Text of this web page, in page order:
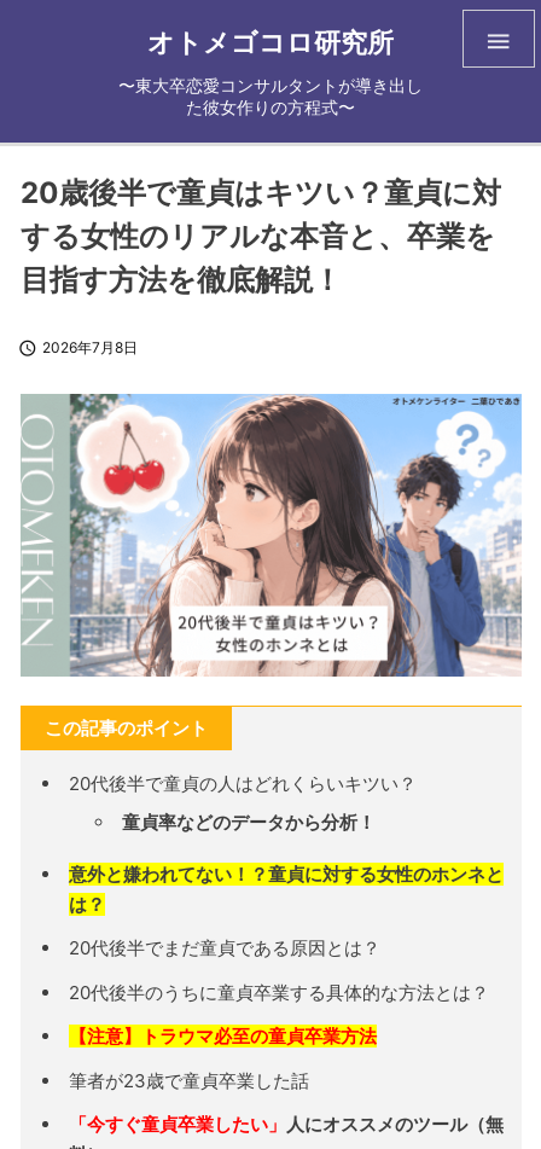
オトメゴコロ研究所
〜東大卒恋愛コンサルタントが導き出し
た彼女作りの方程式〜

20歳後半で童貞はキツい？童貞に対
する女性のリアルな本音と、卒業を
目指す方法を徹底解説！
 2026年7月8日
この記事のポイント
20代後半で童貞の人はどれくらいキツい？
童貞率などのデータから分析！
意外と嫌われてない！？童貞に対する女性のホンネと
は？
20代後半でまだ童貞である原因とは？
20代後半のうちに童貞卒業する具体的な方法とは？
【注意】トラウマ必至の童貞卒業方法
筆者が23歳で童貞卒業した話
「今すぐ童貞卒業したい」 人にオススメのツール（無